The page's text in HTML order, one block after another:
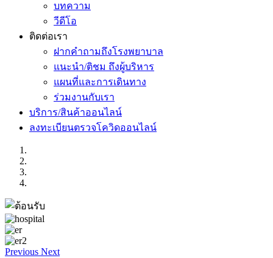
บทความ
วีดีโอ
ติดต่อเรา
ฝากคำถามถึงโรงพยาบาล
แนะนำ/ติชม ถึงผู้บริหาร
แผนที่และการเดินทาง
ร่วมงานกับเรา
บริการ/สินค้าออนไลน์
ลงทะเบียนตรวจโควิดออนไลน์
Previous Next